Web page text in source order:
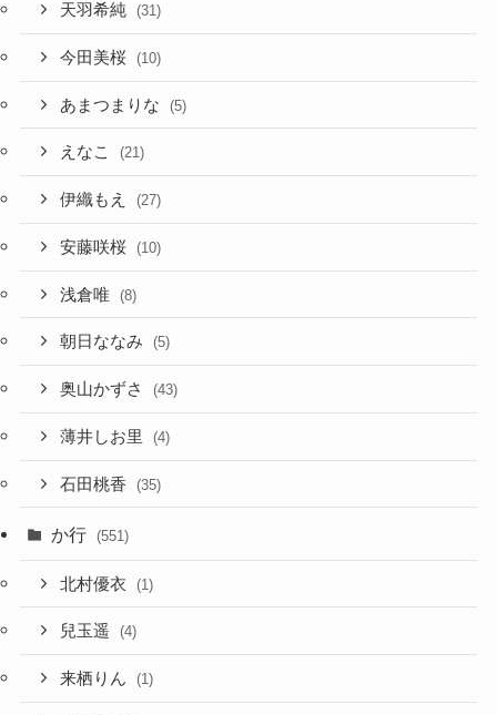
天羽希純 (31)
今田美桜 (10)
あまつまりな (5)
えなこ (21)
伊織もえ (27)
安藤咲桜 (10)
浅倉唯 (8)
朝日ななみ (5)
奥山かずさ (43)
薄井しお里 (4)
石田桃香 (35)
か行 (551)
北村優衣 (1)
兒玉遥 (4)
来栖りん (1)